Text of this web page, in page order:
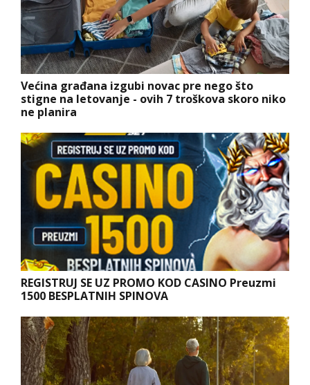
Većina građana izgubi novac pre nego što
stigne na letovanje - ovih 7 troškova skoro niko
ne planira
REGISTRUJ SE UZ PROMO KOD CASINO Preuzmi
1500 BESPLATNIH SPINOVA